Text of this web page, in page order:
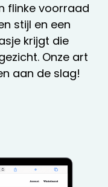
flinke voorraad
stijl en een
krijgt die
Onze art
aan de slag!